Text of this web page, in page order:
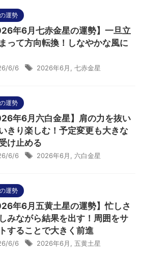
運勢
年6月七赤金星の運勢】一旦立
って方向転換！しなやかな風に
6/6 2026年6月 七赤金星
運勢
年6月六白金星】肩の力を抜い
きり楽しむ！予定変更も大きな
け止める
6/6 2026年6月 六白金星
運勢
年6月五黄土星の運勢】忙しさ
みながら結果を出す！周囲をサ
することで大きく前進
6/6 2026年6月 五黄土星